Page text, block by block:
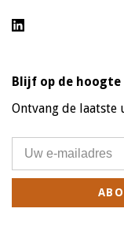
Blijf op de hoogte
Ontvang de